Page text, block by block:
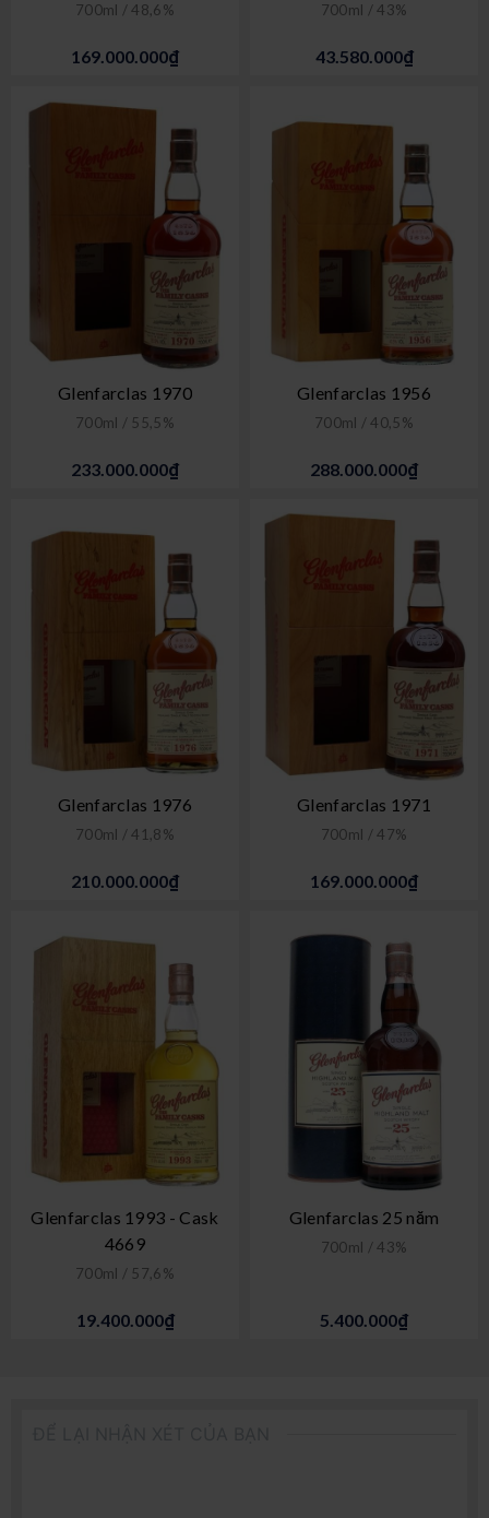
700ml / 48,6%
169.000.000₫
700ml / 43%
43.580.000₫
Glenfarclas 1970
700ml / 55,5%
233.000.000₫
Glenfarclas 1956
700ml / 40,5%
288.000.000₫
Glenfarclas 1976
700ml / 41,8%
210.000.000₫
Glenfarclas 1971
700ml / 47%
169.000.000₫
Glenfarclas 1993 - Cask
4669
700ml / 57,6%
19.400.000₫
Glenfarclas 25 năm
700ml / 43%
5.400.000₫